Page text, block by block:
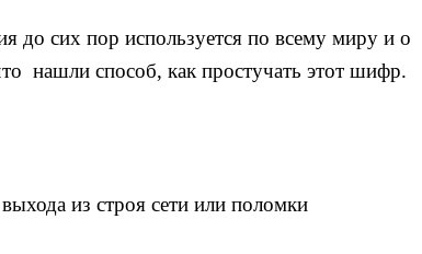
до сих пор используется по всему миру и о
нашли способ, как простучать этот шифр.
из строя сети или поломки